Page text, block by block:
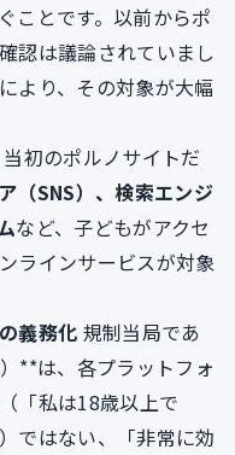
ことです。以前からポ
認は議論されていまし
より、その対象が大幅
当初のポルノサイトだ
（SNS）、検索エンジ
など、子どもがアクセ
ラインサービスが対象
義務化 規制当局であ
**は、各プラットフォ
「私は18歳以上で
ではない、「非常に効